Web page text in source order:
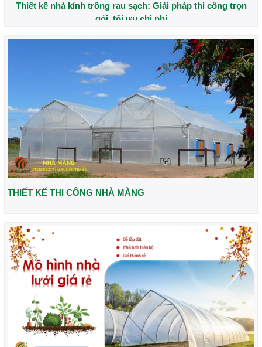
Thiết kế nhà kính trồng rau sạch: Giải pháp thi công trọn
gói, tối ưu chi phí
THIẾT KẾ THI CÔNG NHÀ MÀNG